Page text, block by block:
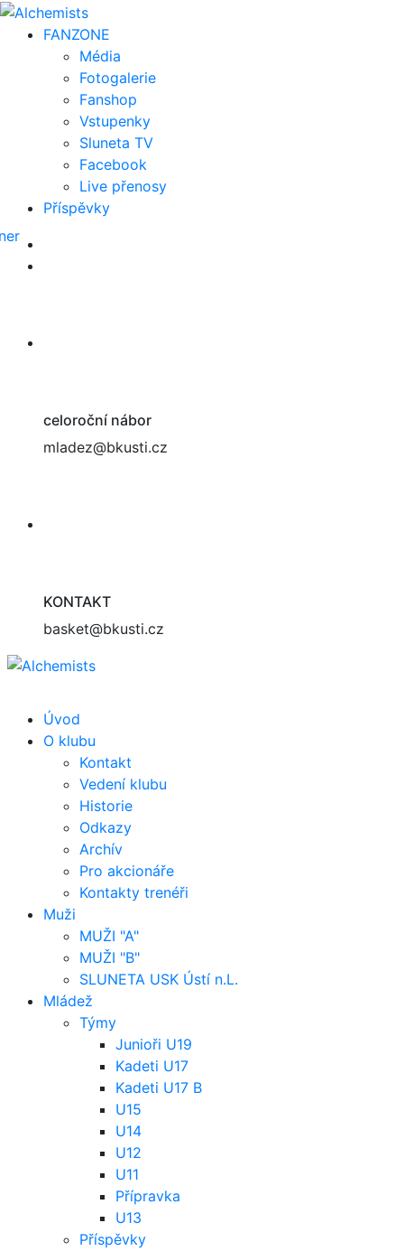
FANZONE
Média
Fotogalerie
Fanshop
Vstupenky
Sluneta TV
Facebook
Live přenosy
Příspěvky
celoroční nábor
mladez@bkusti.cz
KONTAKT
basket@bkusti.cz
Úvod
O klubu
Kontakt
Vedení klubu
Historie
Odkazy
Archív
Pro akcionáře
Kontakty trenéři
Muži
MUŽI "A"
MUŽI "B"
SLUNETA USK Ústí n.L.
Mládež
Týmy
Junioři U19
Kadeti U17
Kadeti U17 B
U15
U14
U12
U11
Přípravka
U13
Příspěvky